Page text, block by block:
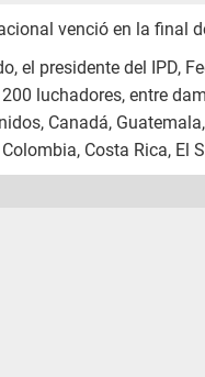
venció en la final
el presidente del IPD,
luchadores, entre
Canadá,
Costa Rica, El